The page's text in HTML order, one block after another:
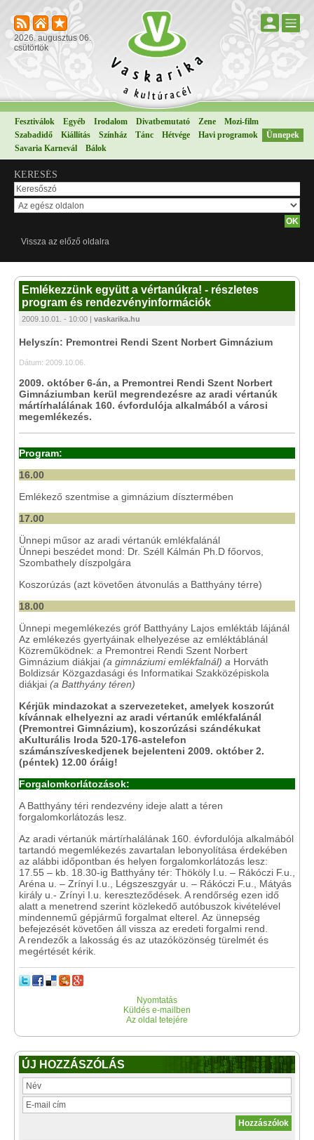
2026. augusztus 06.
csütörtök
Fesztiválok Egyéb Irodalom Divatbemutató Zene
Mozi-film
Szabadidő
Kiállítás Színház Tánc Hétvége Havi programok
Ünnepek
Savaria Karnevál
Bálok
KERESÉS
Vissza az előző oldalra
Emlékezzünk együtt a vértanúkra! - részletes
program és rendezvényinformációk
2009.10.01. - 10:00 | vaskarika.hu
Helyszín: Premontrei Rendi Szent Norbert Gimnázium
Dátum: 2009.10.06.
2009. október 6-án, a Premontrei Rendi Szent Norbert
Gimnáziumban kerül megrendezésre az aradi vértanúk
mártírhalálának 160. évfordulója alkalmából a városi
megemlékezés.
Program:
16.00
Emlékező szentmise a gimnázium dísztermében
17.00
Ünnepi műsor az aradi vértanúk emlékfalánál
Ünnepi beszédet mond: Dr. Széll Kálmán Ph.D főorvos,
Szombathely díszpolgára
Koszorúzás (azt követően átvonulás a Batthyány térre)
18.00
Ünnepi megemlékezés gróf Batthyány Lajos emléktáb lájánál
Az emlékezés gyertyáinak elhelyezése az emléktáblánál
Közreműködnek: a Premontrei Rendi Szent Norbert
Gimnázium diákjai (a gimnáziumi emlékfalnál) a Horváth
Boldizsár Közgazdasági és Informatikai Szakközépiskola
diákjai (a Batthyány téren)
Kérjük mindazokat a szervezeteket, amelyek koszorút
kívánnak elhelyezni az aradi vértanúk emlékfalánál
(Premontrei Gimnázium), koszorúzási szándékukat
aKulturális Iroda 520-176-astelefon
számánszíveskedjenek bejelenteni 2009. október 2.
(péntek) 12.00 óráig!
Forgalomkorlátozások:
A Batthyány téri rendezvény ideje alatt a téren
forgalomkorlátozás lesz.
Az aradi vértanúk mártírhalálának 160. évfordulója alkalmából
tartandó megemlékezés zavartalan lebonyolítása érdekében
az alábbi időpontban és helyen forgalomkorlátozás lesz:
17.55 – kb. 18.30-ig Batthyány tér: Thököly I.u. – Rákóczi F.u.,
Aréna u. – Zrínyi I.u., Légszeszgyár u. – Rákóczi F.u., Mátyás
király u.- Zrínyi I.u. kereszteződések. A rendőrség ezen idő
alatt a menetrend szerint közlekedő autóbuszok kivételével
mindennemű gépjármű forgalmat elterel. Az ünnepség
befejezését követően áll vissza az eredeti forgalmi rend.
A rendezők a lakosság és az utazóközönség türelmét és
megértését kérik.
Nyomtatás
Küldés e-mailben
Az oldal tetejére
ÚJ HOZZÁSZÓLÁS